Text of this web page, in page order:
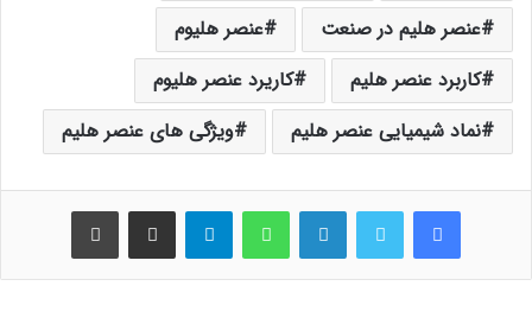
عنصر هلیم در صنعت
عنصر هلیوم
کاربرد عنصر هلیم
کاریرد عنصر هلیوم
نماد شیمیایی عنصر هلیم
ویژگی های عنصر هلیم
فیس بوک لینکدین واتس آپ اشتراک گذاری از طریق ایمیل